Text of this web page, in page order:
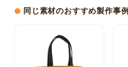
同じ素材のおすすめ製作事例